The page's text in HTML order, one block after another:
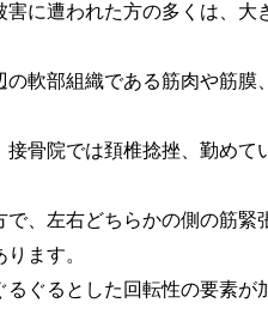
に遭われた方の多くは、大
軟部組織である筋肉や筋膜
骨院では頚椎捻挫、勤めて
、左右どちらかの側の筋緊
ます。
ぐるとした回転性の要素が